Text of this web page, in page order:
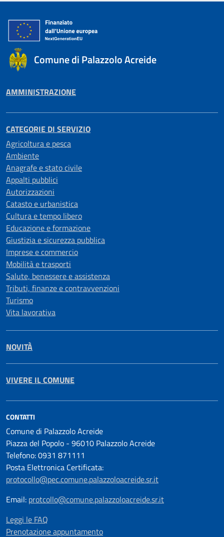
Comune di Palazzolo Acreide
AMMINISTRAZIONE
CATEGORIE DI SERVIZIO
Agricoltura e pesca
Ambiente
Anagrafe e stato civile
Appalti pubblici
Autorizzazioni
Catasto e urbanistica
Cultura e tempo libero
Educazione e formazione
Giustizia e sicurezza pubblica
Imprese e commercio
Mobilità e trasporti
Salute, benessere e assistenza
Tributi, finanze e contravvenzioni
Turismo
Vita lavorativa
NOVITÀ
VIVERE IL COMUNE
CONTATTI
Comune di Palazzolo Acreide
Piazza del Popolo - 96010 Palazzolo Acreide
Telefono: 0931 871111
Posta Elettronica Certificata:
protocollo@pec.comune.palazzoloacreide.sr.it
Email: protcollo@comune.palazzoloacreide.sr.it
Leggi le FAQ
Prenotazione appuntamento